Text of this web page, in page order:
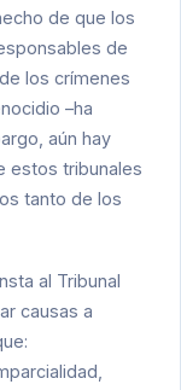
de que los
de
los crímenes
–ha
aún hay
estos tribunales
tanto de los
al Tribunal
causas a